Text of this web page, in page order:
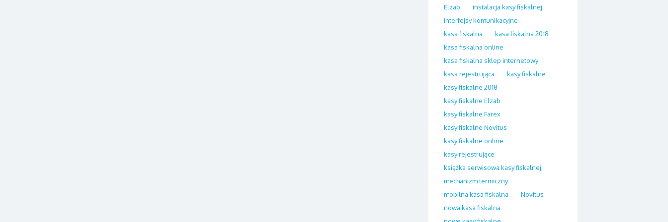
Elzab
instalacja kasy fiskalnej
interfejsy komunikacyjne
kasa fiskalna
kasa fiskalna 2018
kasa fiskalna online
kasa fiskalna sklep internetowy
kasa rejestrująca
kasy fiskalne
kasy fiskalne 2018
kasy fiskalne Elzab
kasy fiskalne Farex
kasy fiskalne Novitus
kasy fiskalne online
kasy rejestrujące
książka serwisowa kasy fiskalnej
mechanizm termiczny
mobilna kasa fiskalna
Novitus
nowa kasa fiskalna